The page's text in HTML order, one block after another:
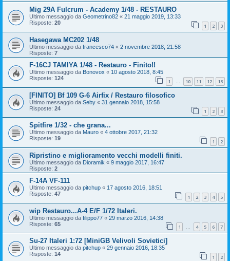
Mig 29A Fulcrum - Academy 1/48 - RESTAURO
Ultimo messaggio da Geometrino82 « 21 maggio 2019, 13:33
Risposte: 20 1 2 3
Hasegawa MC202 1/48
Ultimo messaggio da francesco74 « 2 novembre 2018, 21:58
Risposte: 7
F-16CJ TAMIYA 1/48 - Restauro - Finito!!
Ultimo messaggio da Bonovox « 10 agosto 2018, 8:45
Risposte: 124 1 … 10 11 12 13
[FINITO] Bf 109 G-6 Airfix / Restauro filosofico
Ultimo messaggio da Seby « 31 gennaio 2018, 15:58
Risposte: 24 1 2 3
Spitfire 1/32 - che grana...
Ultimo messaggio da Mauro « 4 ottobre 2017, 21:32
Risposte: 19 1 2
Ripristino e miglioramento vecchi modelli finiti.
Ultimo messaggio da Dioramik « 9 maggio 2017, 16:47
Risposte: 2
F-14A VF-111
Ultimo messaggio da pitchup « 17 agosto 2016, 18:51
Risposte: 47 1 2 3 4 5
wip Restauro...A-4 E/F 1/72 Italeri.
Ultimo messaggio da filippo77 « 29 marzo 2016, 14:38
Risposte: 65 1 4 5 6 7
Su-27 Italeri 1:72 [MiniGB Velivoli Sovietici]
Ultimo messaggio da pitchup « 29 gennaio 2016, 18:35
Risposte: 14 1 2